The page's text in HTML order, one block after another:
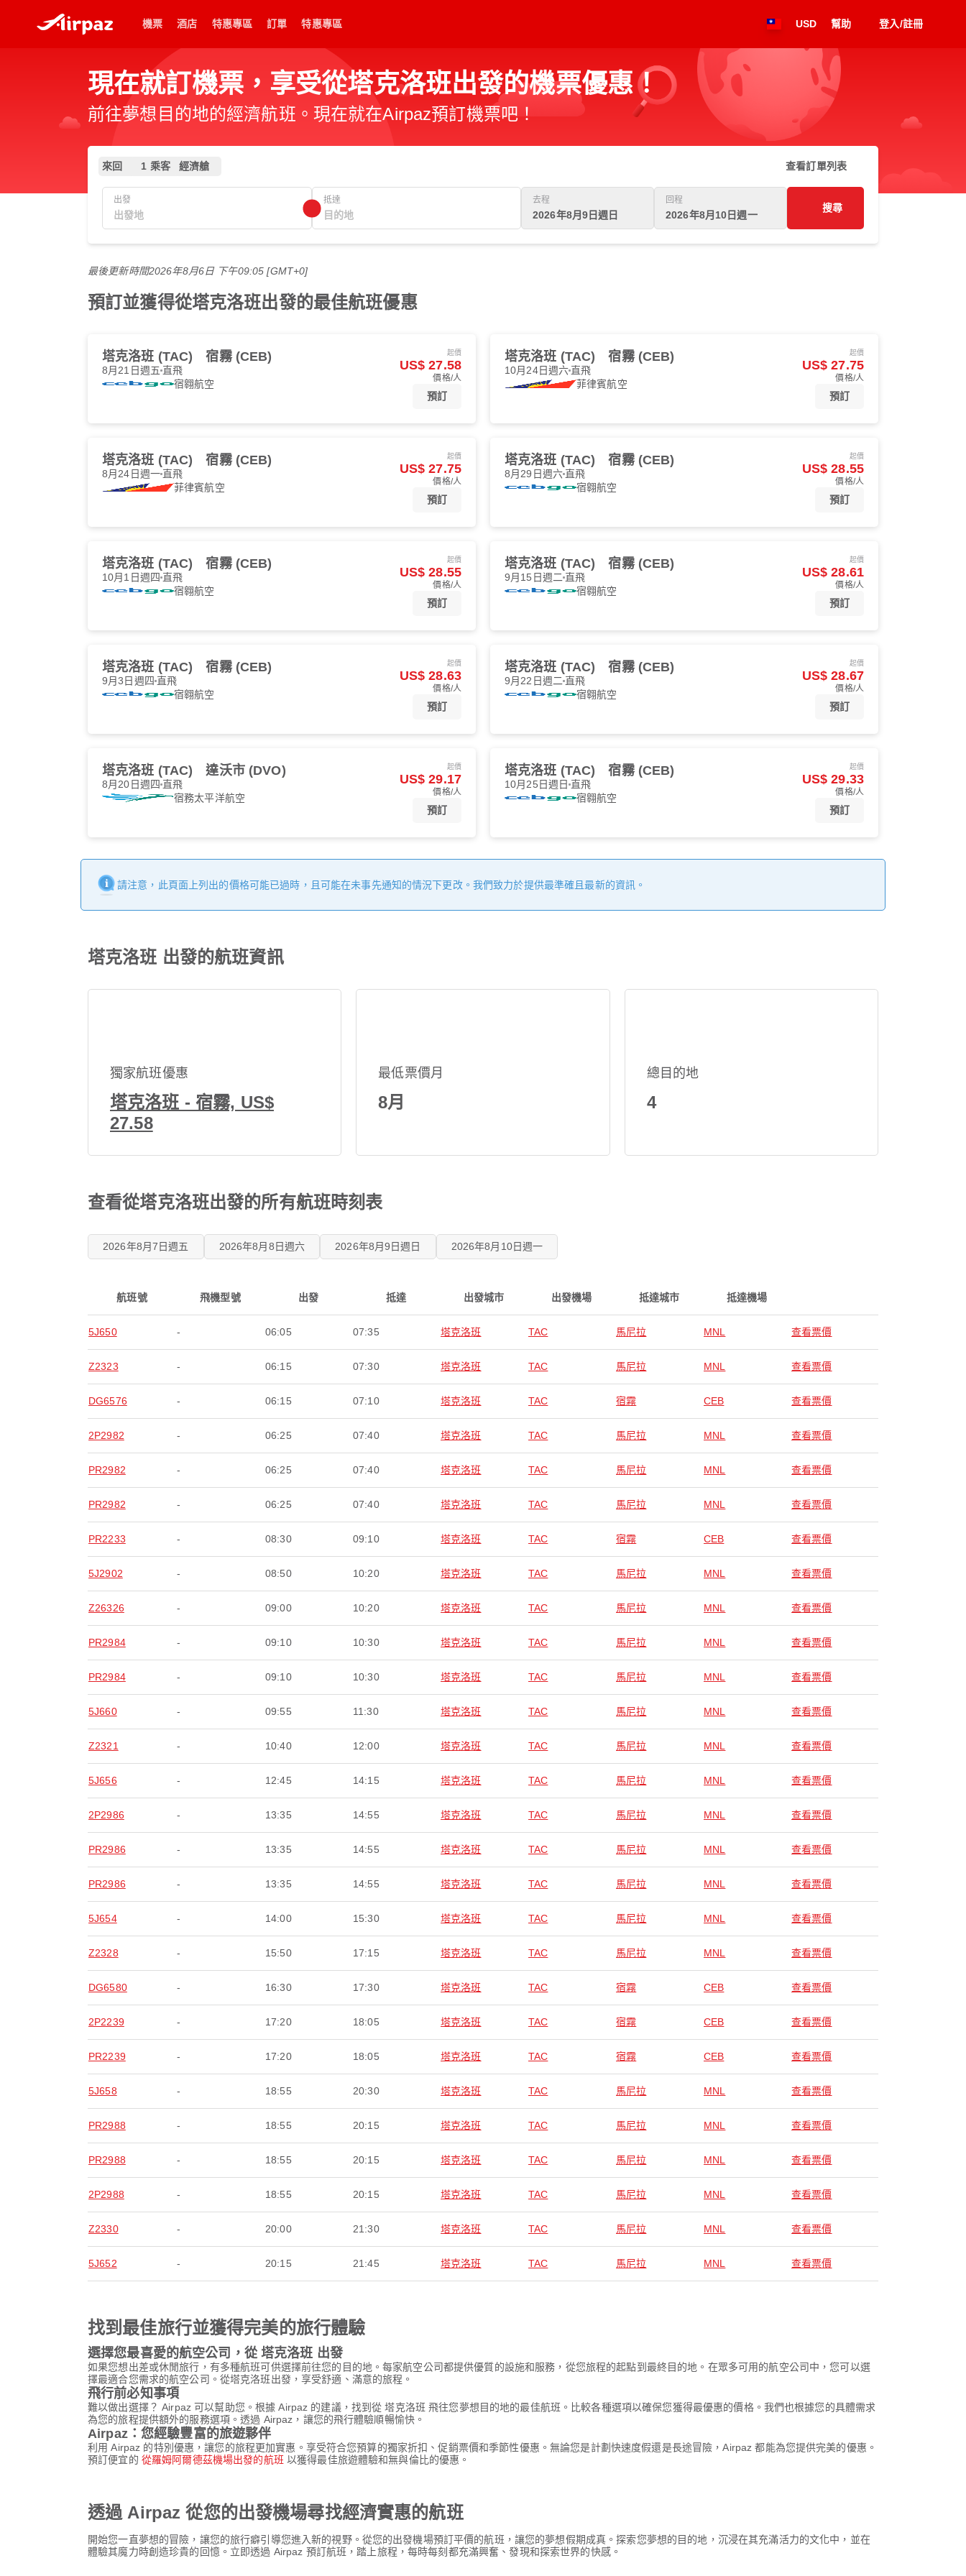
機票 酒店 特惠專區 訂單 特惠專區 USD 幫助 登入/註冊
現在就訂機票，享受從塔克洛班出發的機票優惠！
前往夢想目的地的經濟航班。現在就在Airpaz預訂機票吧！
來回 1 乘客 經濟艙 查看訂單列表
出發 抵達 去程
2026年8月9日週日
回程
2026年8月10日週一
搜尋
最後更新時間2026年8月6日 下午09:05 [GMT+0]
預訂並獲得從塔克洛班出發的最佳航班優惠
塔克洛班 (TAC) 宿霧 (CEB)
8月21日週五 直飛
宿翱航空
起價
US$ 27.58
價格/人
預訂
塔克洛班 (TAC) 宿霧 (CEB)
10月24日週六 直飛
菲律賓航空
起價
US$ 27.75
價格/人
預訂
塔克洛班 (TAC) 宿霧 (CEB)
8月24日週一直飛
菲律賓航空
起價
US$ 27.75
價格/人
預訂
塔克洛班 (TAC) 宿霧 (CEB)
8月29日週六直飛
宿翱航空
起價
US$ 28.55
價格/人
預訂
塔克洛班 (TAC) 宿霧 (CEB)
10月1日週四 直飛
宿翱航空
起價
US$ 28.55
價格/人
預訂
塔克洛班 (TAC) 宿霧 (CEB)
9月15日週二 直飛
宿翱航空
起價
US$ 28.61
價格/人
預訂
塔克洛班 (TAC) 宿霧 (CEB)
9月3日週四 直飛
宿翱航空
起價
US$ 28.63
價格/人
預訂
塔克洛班 (TAC) 宿霧 (CEB)
9月22日週二 直飛
宿翱航空
起價
US$ 28.67
價格/人
預訂
塔克洛班 (TAC) 達沃市 (DVO)
8月20日週四 直飛
宿務太平洋航空
起價
US$ 29.17
價格/人
預訂
塔克洛班 (TAC) 宿霧 (CEB)
10月25日週日 直飛
宿翱航空
起價
US$ 29.33
價格/人
預訂
請注意，此頁面上列出的價格可能已過時，且可能在未事先通知的情況下更改。我們致力於提供最準確且最新的資訊。
塔克洛班 出發的航班資訊
獨家航班優惠
塔克洛班 - 宿霧, US$
27.58
最低票價月
8月
總目的地
4
查看從塔克洛班出發的所有航班時刻表
2026年8月7日週五 2026年8月8日週六 2026年8月9日週日 2026年8月10日週一
航班號 飛機型號 出發 抵達 出發城市 出發機場 抵達城市 抵達機場
5J650 - 06:05 07:35 塔克洛班 TAC 馬尼拉 MNL 查看票價
Z2323 - 06:15 07:30 塔克洛班 TAC 馬尼拉 MNL 查看票價
DG6576 - 06:15 07:10 塔克洛班 TAC 宿霧 CEB 查看票價
2P2982 - 06:25 07:40 塔克洛班 TAC 馬尼拉 MNL 查看票價
PR2982 - 06:25 07:40 塔克洛班 TAC 馬尼拉 MNL 查看票價
PR2982 - 06:25 07:40 塔克洛班 TAC 馬尼拉 MNL 查看票價
PR2233 - 08:30 09:10 塔克洛班 TAC 宿霧 CEB 查看票價
5J2902 - 08:50 10:20 塔克洛班 TAC 馬尼拉 MNL 查看票價
Z26326 - 09:00 10:20 塔克洛班 TAC 馬尼拉 MNL 查看票價
PR2984 - 09:10 10:30 塔克洛班 TAC 馬尼拉 MNL 查看票價
PR2984 - 09:10 10:30 塔克洛班 TAC 馬尼拉 MNL 查看票價
5J660 - 09:55 11:30 塔克洛班 TAC 馬尼拉 MNL 查看票價
Z2321 - 10:40 12:00 塔克洛班 TAC 馬尼拉 MNL 查看票價
5J656 - 12:45 14:15 塔克洛班 TAC 馬尼拉 MNL 查看票價
2P2986 - 13:35 14:55 塔克洛班 TAC 馬尼拉 MNL 查看票價
PR2986 - 13:35 14:55 塔克洛班 TAC 馬尼拉 MNL 查看票價
PR2986 - 13:35 14:55 塔克洛班 TAC 馬尼拉 MNL 查看票價
5J654 - 14:00 15:30 塔克洛班 TAC 馬尼拉 MNL 查看票價
Z2328 - 15:50 17:15 塔克洛班 TAC 馬尼拉 MNL 查看票價
DG6580 - 16:30 17:30 塔克洛班 TAC 宿霧 CEB 查看票價
2P2239 - 17:20 18:05 塔克洛班 TAC 宿霧 CEB 查看票價
PR2239 - 17:20 18:05 塔克洛班 TAC 宿霧 CEB 查看票價
5J658 - 18:55 20:30 塔克洛班 TAC 馬尼拉 MNL 查看票價
PR2988 - 18:55 20:15 塔克洛班 TAC 馬尼拉 MNL 查看票價
PR2988 - 18:55 20:15 塔克洛班 TAC 馬尼拉 MNL 查看票價
2P2988 - 18:55 20:15 塔克洛班 TAC 馬尼拉 MNL 查看票價
Z2330 - 20:00 21:30 塔克洛班 TAC 馬尼拉 MNL 查看票價
5J652 - 20:15 21:45 塔克洛班 TAC 馬尼拉 MNL 查看票價
找到最佳旅行並獲得完美的旅行體驗
選擇您最喜愛的航空公司，從 塔克洛班 出發
如果您想出差或休閒旅行，有多種航班可供選擇前往您的目的地。每家航空公司都提供優質的設施和服務，從您旅程的起點到最終目的地。在眾多可用的航空公司中，您可以選
擇最適合您需求的航空公司。從塔克洛班出發，享受舒適、滿意的旅程。
飛行前必知事項
難以做出選擇？ Airpaz 可以幫助您。根據 Airpaz 的建議，找到從 塔克洛班 飛往您夢想目的地的最佳航班。比較各種選項以確保您獲得最優惠的價格。我們也根據您的具體需求
為您的旅程提供額外的服務選項。透過 Airpaz，讓您的飛行體驗順暢愉快。
Airpaz：您經驗豐富的旅遊夥伴
利用 Airpaz 的特別優惠，讓您的旅程更加實惠。享受符合您預算的獨家折扣、促銷票價和季節性優惠。無論您是計劃快速度假還是長途冒險，Airpaz 都能為您提供完美的優惠。
預訂便宜的 從羅姆阿爾德茲機場出發的航班 以獲得最佳旅遊體驗和無與倫比的優惠。
透過 Airpaz 從您的出發機場尋找經濟實惠的航班
開始您一直夢想的冒險，讓您的旅行癖引導您進入新的視野。從您的出發機場預訂平價的航班，讓您的夢想假期成真。探索您夢想的目的地，沉浸在其充滿活力的文化中，並在
體驗其魔力時創造珍貴的回憶。立即透過 Airpaz 預訂航班，踏上旅程，每時每刻都充滿興奮、發現和探索世界的快感。